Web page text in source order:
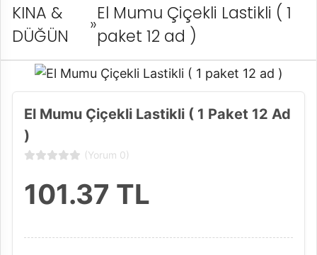
KINA &
DÜĞÜN
»
El Mumu Çiçekli Lastikli ( 1
paket 12 ad )
El Mumu Çiçekli Lastikli ( 1 Paket 12 Ad
)
(Yorum 0)
101.37 TL